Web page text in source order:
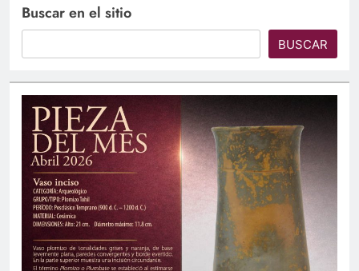
Buscar en el sitio
BUSCAR